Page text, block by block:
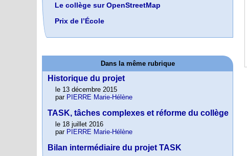
Le collège sur OpenStreetMap
Prix de l’École
Dans la même rubrique
Historique du projet
le 13 décembre 2015
par PIERRE Marie-Hélène
TASK, tâches complexes et réforme du collège
le 18 juillet 2016
par PIERRE Marie-Hélène
Bilan intermédiaire du projet TASK